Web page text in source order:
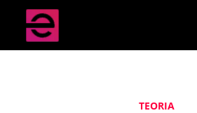
TEORIA